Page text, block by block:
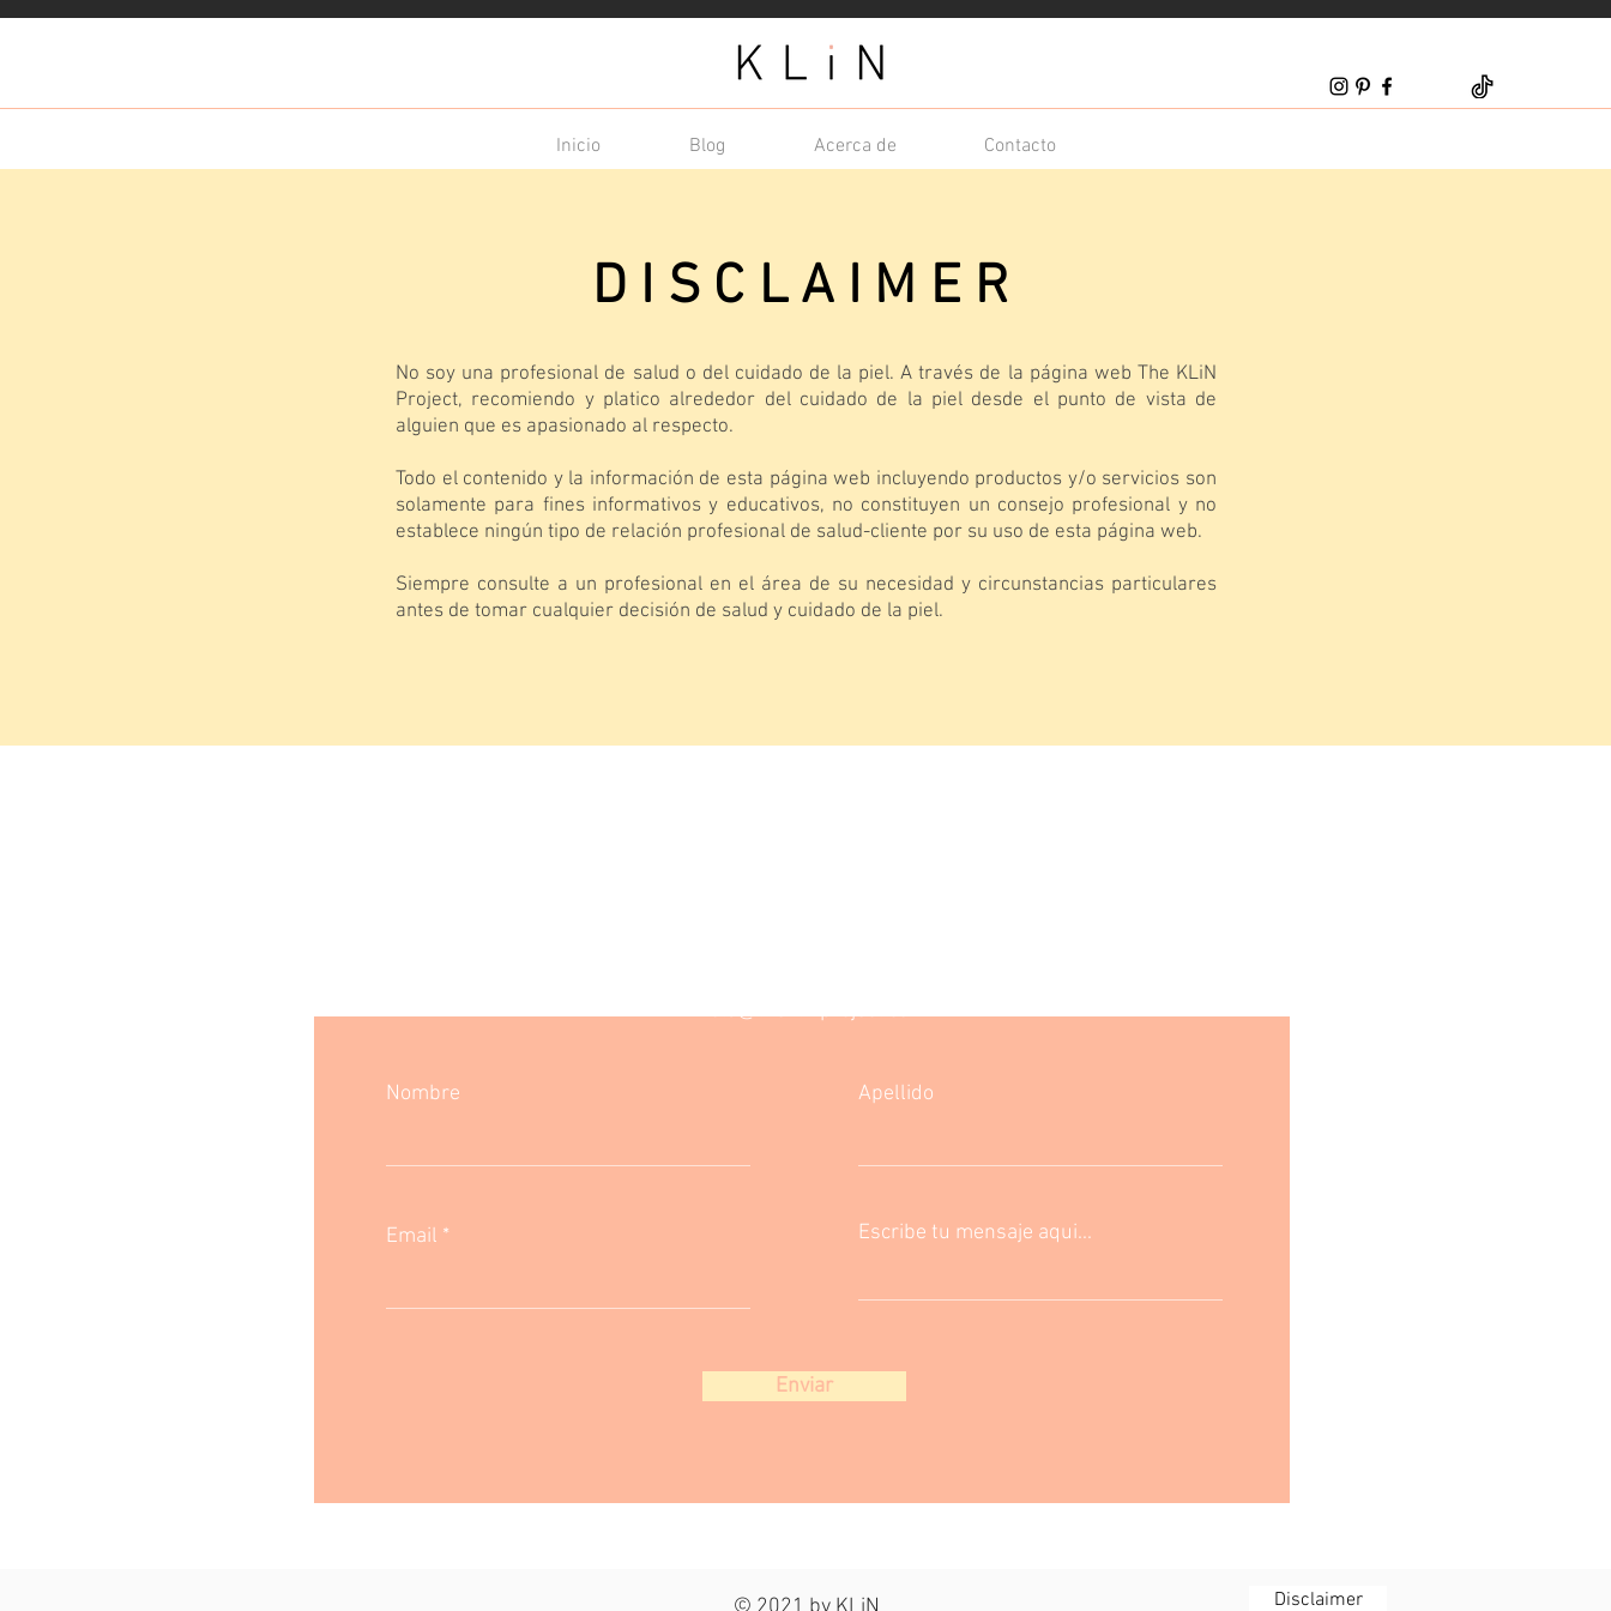
Inicio Blog Acerca de Contacto
DISCLAIMER
No soy una profesional de salud o del cuidado de la piel. A través de la página web The KLiN
Project, recomiendo y platico alrededor del cuidado de la piel desde el punto de vista de
alguien que es apasionado al respecto.
Todo el contenido y la información de esta página web incluyendo productos y/o servicios son
solamente para fines informativos y educativos, no constituyen un consejo profesional y no
establece ningún tipo de relación profesional de salud-cliente por su uso de esta página web.
Siempre consulte a un profesional en el área de su necesidad y circunstancias particulares
antes de tomar cualquier decisión de salud y cuidado de la piel.
Nombre
Email
Apellido
Escribe tu mensaje aqui...
Enviar
hola@theklinproject.com
Disclaimer